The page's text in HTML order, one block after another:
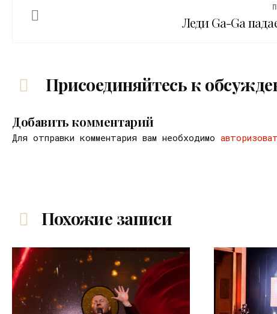
Леди Ga-Ga
Присоединяйтесь к
Добавить комментарий
Для отправки комментария вам необходимо
Похожие записи